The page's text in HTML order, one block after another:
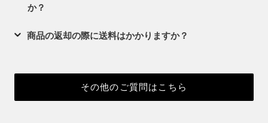
か？
商品の返却の際に送料はかかりますか？
その他のご質問はこちら